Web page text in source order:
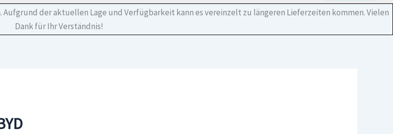
der aktuellen Lage und Verfügbarkeit kann es vereinzelt zu längeren Lieferzeiten kommen. Vielen
Dank für Ihr Verständnis!